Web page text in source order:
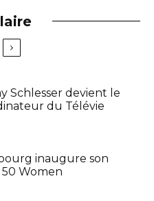
Schlesser devient le
du Télévie
inaugure son
Women